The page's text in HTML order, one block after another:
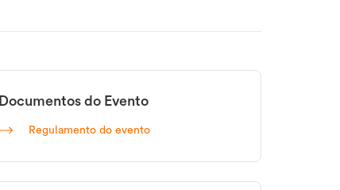
Documentos do Evento
Regulamento do evento